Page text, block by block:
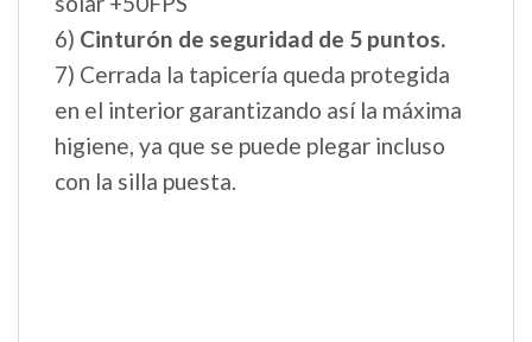
6) Cinturón de seguridad de 5 puntos.
7) Cerrada la tapicería queda protegida
en el interior garantizando así la máxima
higiene, ya que se puede plegar incluso
con la silla puesta.